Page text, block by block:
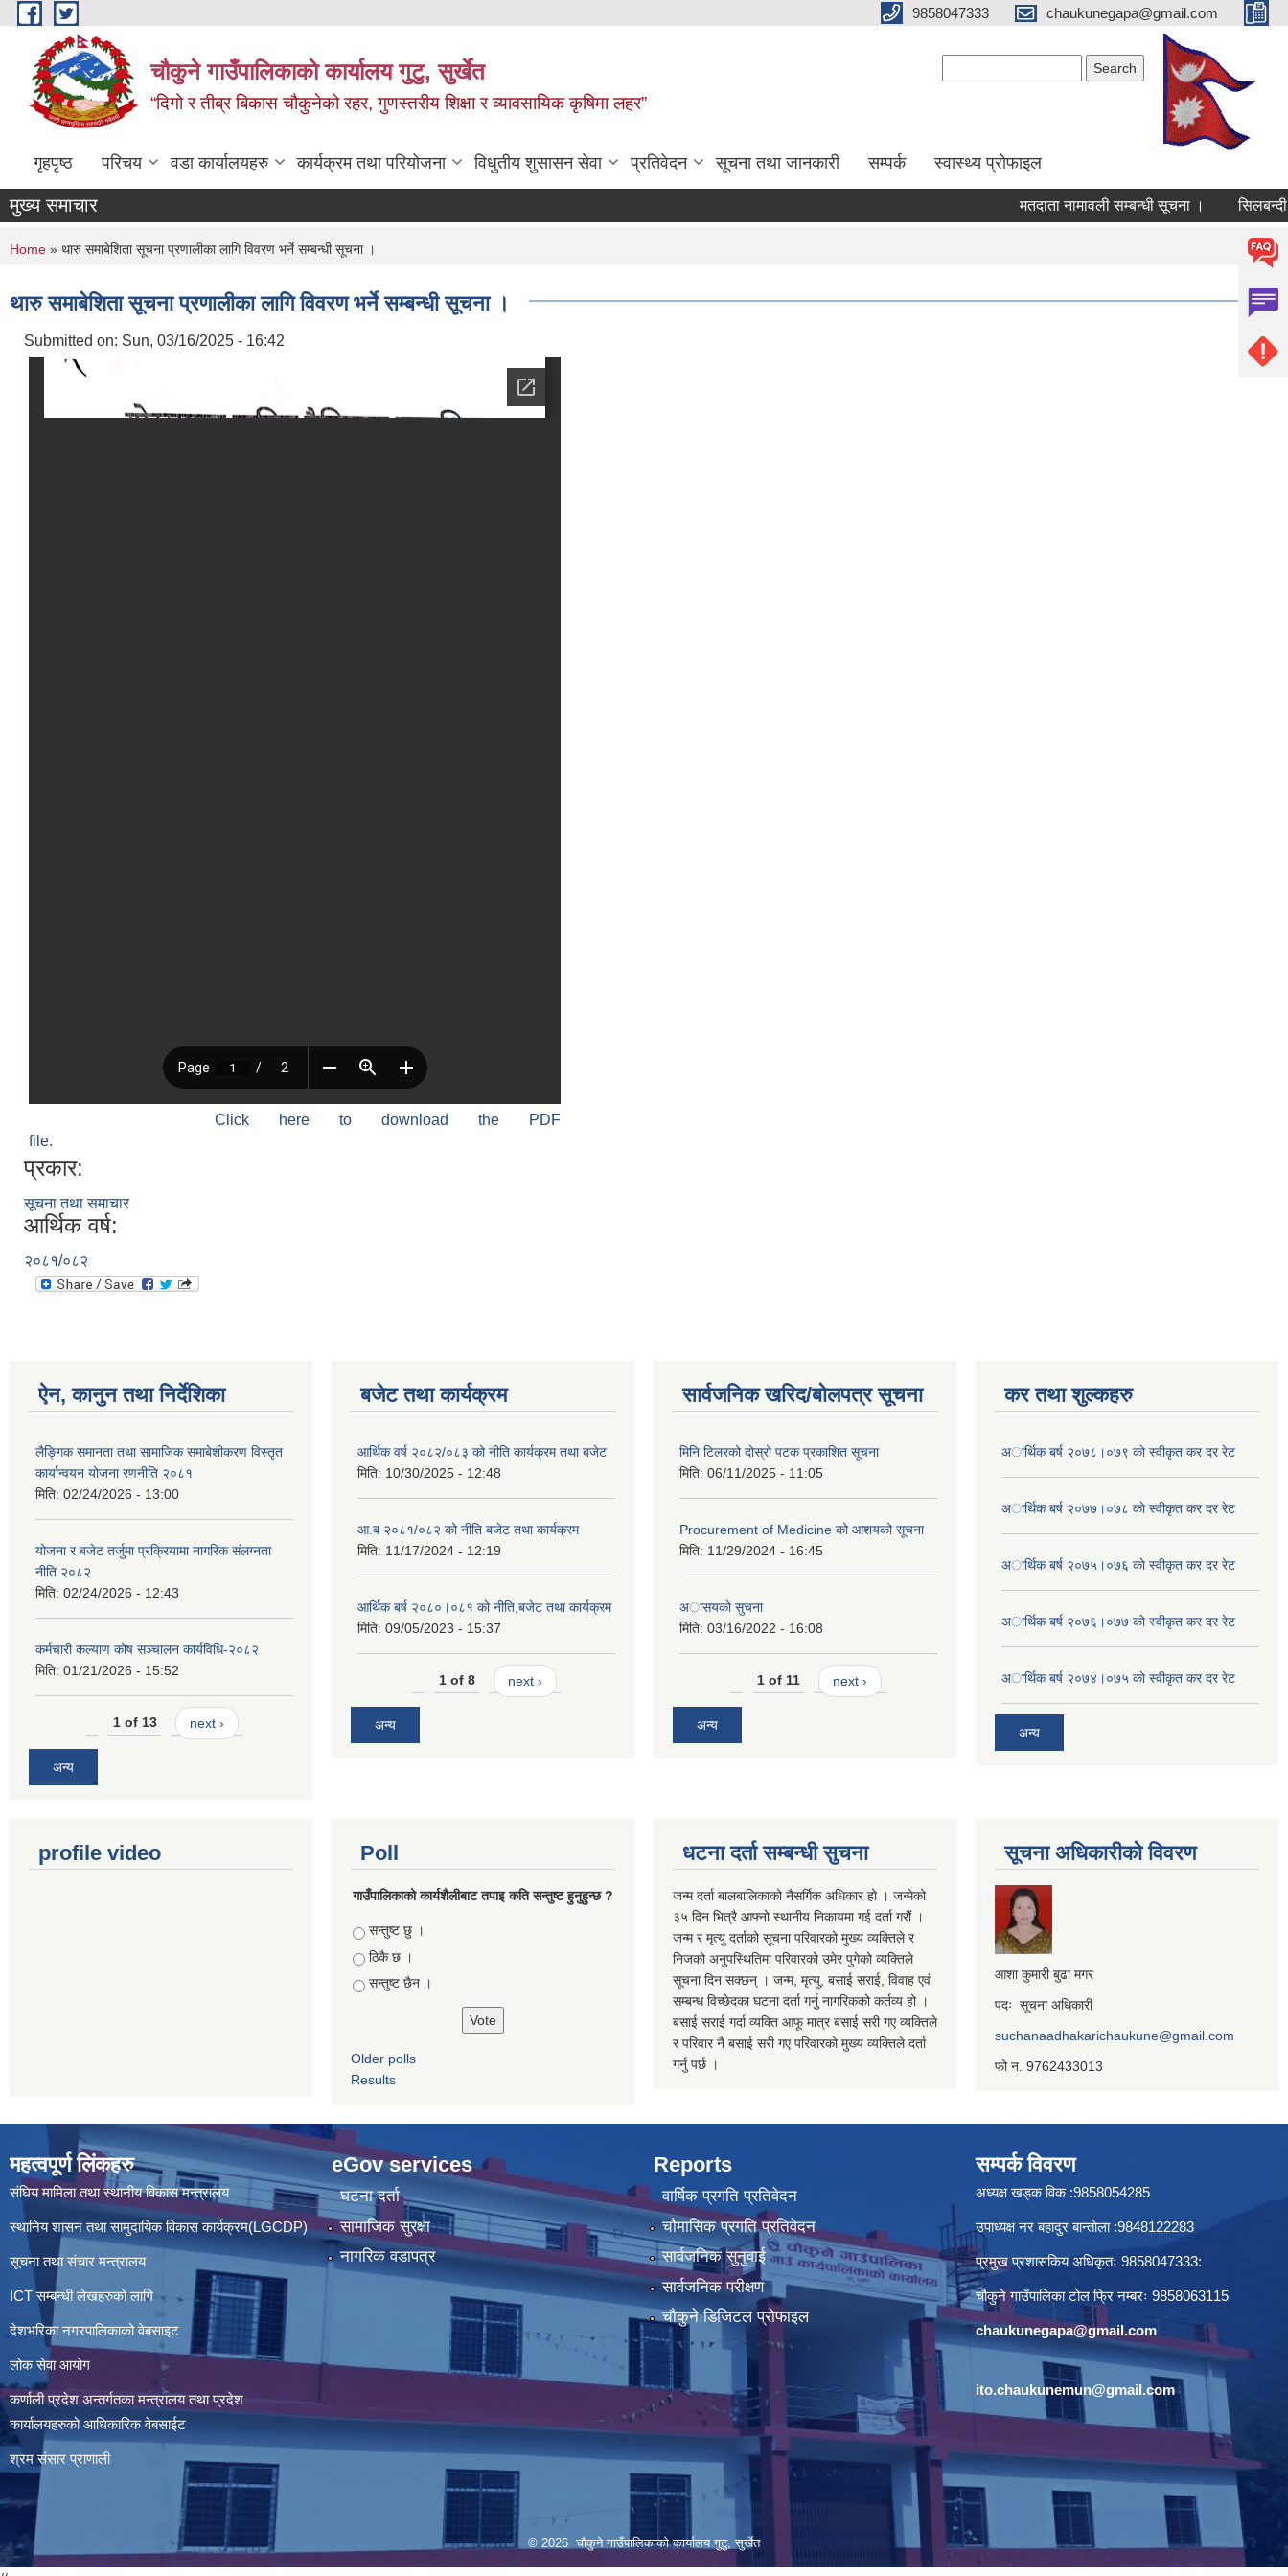
Skip to main content 9858047333 chaukunegapa@gmail.com
चौकुने गाउँपालिकाकाे कार्यालय गुटु, सुर्खेत
“दिगो र तीब्र बिकास चौकुनेको रहर, गुणस्तरीय शिक्षा र व्यावसायिक कृषिमा लहर”
गृहपृष्ठ परिचय वडा कार्यालयहरु कार्यक्रम तथा परियोजना विधुतीय शुसासन सेवा प्रतिवेदन सूचना तथा जानकारी सम्पर्क स्वास्थ्य प्राेफाइल
मुख्य समाचार मतदाता नामावली सम्बन्धी सूचना । सिलबन्दी
You are here
Home » थारु समाबेशिता सूचना प्रणालीका लागि विवरण भर्ने सम्बन्धी सूचना ।
थारु समाबेशिता सूचना प्रणालीका लागि विवरण भर्ने सम्बन्धी सूचना ।
Submitted on: Sun, 03/16/2025 - 16:42
Click here to download the PDF
file.
प्रकार:
सूचना तथा समाचार
आर्थिक वर्ष:
२०८१/०८२
ऐन, कानुन तथा निर्देशिका
लैङ्गिक समानता तथा सामाजिक समाबेशीकरण विस्तृत
कार्यान्वयन योजना रणनीति २०८१
मिति: 02/24/2026 - 13:00
योजना र बजेट तर्जुमा प्रक्रियामा नागरिक संलग्नता
नीति २०८२
मिति: 02/24/2026 - 12:43
कर्मचारी कल्याण कोष सञ्चालन कार्यविधि-२०८२
मिति: 01/21/2026 - 15:52
1 of 13 next ›
अन्य
बजेट तथा कार्यक्रम
आर्थिक वर्ष २०८२/०८३ को नीति कार्यक्रम तथा बजेट
मिति: 10/30/2025 - 12:48
आ.ब २०८१/०८२ को नीति बजेट तथा कार्यक्रम
मिति: 11/17/2024 - 12:19
आर्थिक बर्ष २०८०।०८१ को नीति,बजेट तथा कार्यक्रम
मिति: 09/05/2023 - 15:37
1 of 8 next ›
अन्य
सार्वजनिक खरिद/बोलपत्र सूचना
मिनि टिलरको दोस्रो पटक प्रकाशित सूचना
मिति: 06/11/2025 - 11:05
Procurement of Medicine को आशयको सूचना
मिति: 11/29/2024 - 16:45
अासयकाे सुचना
मिति: 03/16/2022 - 16:08
1 of 11 next ›
अन्य
कर तथा शुल्कहरु
अार्थिक बर्ष २०७८।०७९ काे स्वीकृत कर दर रेट
अार्थिक बर्ष २०७७।०७८ काे स्वीकृत कर दर रेट
अार्थिक बर्ष २०७५।०७६ काे स्वीकृत कर दर रेट
अार्थिक बर्ष २०७६।०७७ काे स्वीकृत कर दर रेट
अार्थिक बर्ष २०७४।०७५ काे स्वीकृत कर दर रेट
अन्य
profile video Poll
गाउँपालिकाको कार्यशैलीबाट तपाइ कति सन्तुष्ट हुनुहुन्छ ?
Choices
सन्तुष्ट छु ।
ठिकै छ ।
सन्तुष्ट छैन ।
Older polls
Results
धटना दर्ता सम्बन्धी सुचना
जन्म दर्ता बालबालिकाको नैसर्गिक अधिकार हो । जन्मेको
३५ दिन भित्रै आफ्नो स्थानीय निकायमा गई दर्ता गरौं ।
जन्म र मृत्यु दर्ताको सूचना परिवारको मुख्य व्यक्तिले र
निजको अनुपस्थितिमा परिवारको उमेर पुगेको व्यक्तिले
सूचना दिन सक्छन् । जन्म, मृत्यु, बसाई सराई, विवाह एवं
सम्बन्ध विच्छेदका घटना दर्ता गर्नु नागरिकको कर्तव्य हो ।
बसाई सराई गर्दा व्यक्ति आफू मात्र बसाई सरी गए व्यक्तिले
र परिवार नै बसाई सरी गए परिवारको मुख्य व्यक्तिले दर्ता
गर्नु पर्छ ।
सूचना अधिकारीको विवरण
आशा कुमारी बुढा मगर
पदः सूचना अधिकारी
suchanaadhakarichaukune@gmail.com
फो न. 9762433013
महत्वपूर्ण लिंकहरु
संघिय मामिला तथा स्थानीय विकास मन्त्रालय
स्थानिय शासन तथा सामुदायिक विकास कार्यक्रम(LGCDP)
सूचना तथा संचार मन्त्रालय
ICT सम्बन्धी लेखहरुको लागि
देशभरिका नगरपालिकाको वेबसाइट
लोक सेवा आयोग
कर्णाली प्रदेश अन्तर्गतका मन्त्रालय तथा प्रदेश
कार्यालयहरुको आधिकारिक वेबसाईट
श्रम संसार प्राणाली
eGov services
घटना दर्ता
सामाजिक सुरक्षा
नागरिक वडापत्र
Reports
वार्षिक प्रगति प्रतिवेदन
चौमासिक प्रगति प्रतिवेदन
सार्वजनिक सुनुवाई
सार्वजनिक परीक्षण
चौकुने डिजिटल प्रोफाइल
सम्पर्क विवरण
अध्यक्ष खड्क विक :9858054285
उपाध्यक्ष नर बहादुर बान्ताेला :9848122283
प्रमुख प्रशासकिय अधिकृतः 9858047333:
चौकुने गाउँपालिका टोल फ्रि नम्बरः 9858063115
chaukunegapa@gmail.com
ito.chaukunemun@gmail.com
© 2026 चौकुने गाउँपालिकाकाे कार्यालय गुटु, सुर्खेत